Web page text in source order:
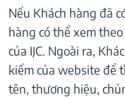
Nếu Khách hàng đã
hàng có thể xem
của IJC. Ngoài ra,
kiếm của website để
tên, thương hiệu,